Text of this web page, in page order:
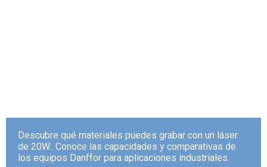
Descubre qué materiales puedes grabar con un láser
de 20W.. Conoce las capacidades y comparativas de
los equipos Danffor para aplicaciones industriales.